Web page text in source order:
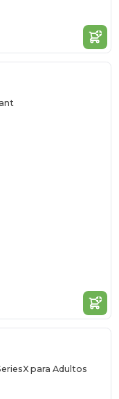
para Adultos